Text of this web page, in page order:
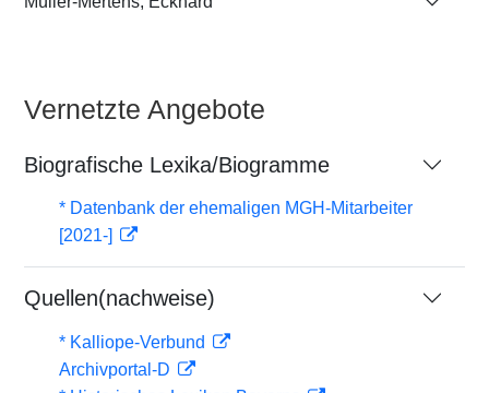
Vernetzte Angebote
Biografische Lexika/Biogramme
* Datenbank der ehemaligen MGH-Mitarbeiter
[2021-]
Quellen(nachweise)
* Kalliope-Verbund
Archivportal-D